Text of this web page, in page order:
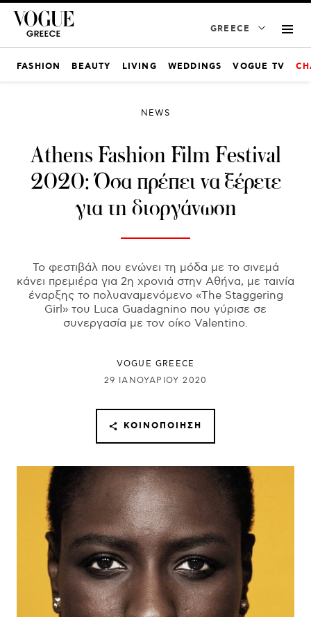
GREECE
FASHION BEAUTY LIVING WEDDINGS VOGUE TV
NEWS
Athens Fashion Film Festival
2020: Όσα πρέπει να ξέρετε
για τη διοργάνωση
Το φεστιβάλ που ενώνει τη μόδα με το σινεμά
κάνει πρεμιέρα για 2η χρονιά στην Αθήνα, με ταινία
έναρξης το πολυαναμενόμενο «The Staggering
Girl» του Luca Guadagnino που γύρισε σε
συνεργασία με τον οίκο Valentino.
VOGUE GREECE
29 ΙΑΝΟΥΑΡΊΟΥ 2020
ΚΟΙΝΟΠΟΊΗΣΗ